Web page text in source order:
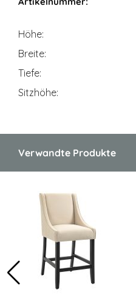
Höhe
Breite
Tiefe
Sitzhöhe
Verwandte Produkte